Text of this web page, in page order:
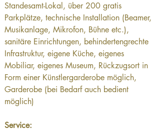
Standesamt-Lokal, über 200 gratis
Parkplätze, technische Installation (Beamer,
Musikanlage, Mikrofon, Bühne etc.),
sanitäre Einrichtungen, behindertengrechte
Infrastruktur, eigene Küche, eigenes
Mobiliar, eigenes Museum, Rückzugsort in
Form einer Künstlergarderobe möglich,
Garderobe (bei Bedarf auch bedient
möglich)
Service: